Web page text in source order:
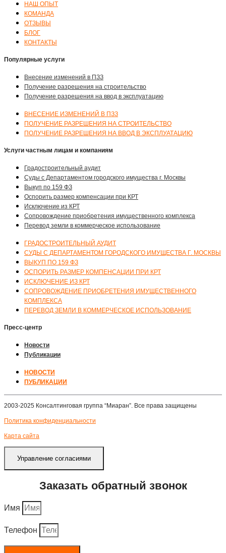
НАШ ОПЫТ
КОМАНДА
ОТЗЫВЫ
БЛОГ
КОНТАКТЫ
Популярные услуги
Внесение изменений в ПЗЗ
Получение разрешения на строительство
Получение разрешения на ввод в эксплуатацию
ВНЕСЕНИЕ ИЗМЕНЕНИЙ В ПЗЗ
ПОЛУЧЕНИЕ РАЗРЕШЕНИЯ НА СТРОИТЕЛЬСТВО
ПОЛУЧЕНИЕ РАЗРЕШЕНИЯ НА ВВОД В ЭКСПЛУАТАЦИЮ
Услуги частным лицам и компаниям
Градостроительный аудит
Суды с Департаментом городского имущества г. Москвы
Выкуп по 159 ФЗ
Оспорить размер компенсации при КРТ
Исключение из КРТ
Сопровождение приобретения имущественного комплекса
Перевод земли в коммерческое использование
ГРАДОСТРОИТЕЛЬНЫЙ АУДИТ
СУДЫ С ДЕПАРТАМЕНТОМ ГОРОДСКОГО ИМУЩЕСТВА Г. МОСКВЫ
ВЫКУП ПО 159 ФЗ
ОСПОРИТЬ РАЗМЕР КОМПЕНСАЦИИ ПРИ КРТ
ИСКЛЮЧЕНИЕ ИЗ КРТ
СОПРОВОЖДЕНИЕ ПРИОБРЕТЕНИЯ ИМУЩЕСТВЕННОГО
КОМПЛЕКСА
ПЕРЕВОД ЗЕМЛИ В КОММЕРЧЕСКОЕ ИСПОЛЬЗОВАНИЕ
Пресс-центр
Новости
Публикации
НОВОСТИ
ПУБЛИКАЦИИ
2003-2025 Консалтинговая группа “Миаран”. Все права защищены
Политика конфиденциальности
Карта сайта
Управление согласиями
Заказать обратный звонок
Имя
Телефон